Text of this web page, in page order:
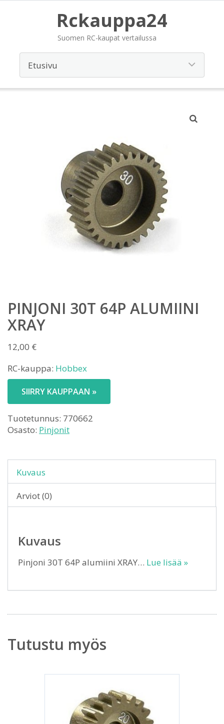
Rckauppa24
Suomen RC-kaupat vertailussa
PINJONI 30T 64P ALUMIINI
XRAY
12,00 €
RC-kauppa: Hobbex
SIIRRY KAUPPAAN »
Tuotetunnus: 770662
Osasto: Pinjonit
Kuvaus
Arviot (0)
Kuvaus
Pinjoni 30T 64P alumiini XRAY… Lue lisää »
Tutustu myös